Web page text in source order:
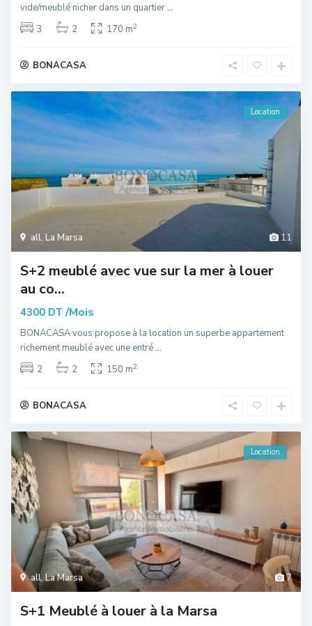
vide/meublé nicher dans un quartier...
3
2 170 m2
BONACASA
11
all, La Marsa
Location
S+2 meublé avec vue sur la mer à louer
au co...
4300 DT /Mois
BONACASA vous propose à la location un superbe appartement
richement meublé avec une entré...
2
2 150 m2
BONACASA
7
all,La Marsa
Location
S+1 Meublé à louer à la Marsa